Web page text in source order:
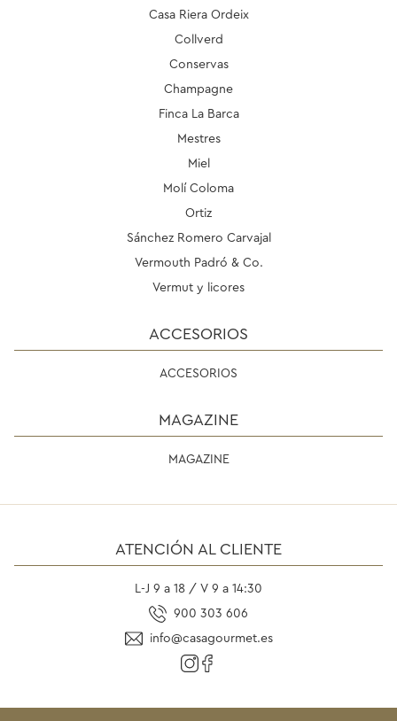
Casa Riera Ordeix
Collverd
Conservas
Champagne
Finca La Barca
Mestres
Miel
Molí Coloma
Ortiz
Sánchez Romero Carvajal
Vermouth Padró & Co.
Vermut y licores
ACCESORIOS
ACCESORIOS
MAGAZINE
MAGAZINE
ATENCIÓN AL CLIENTE
L-J 9 a 18 / V 9 a 14:30
900 303 606
info@casagourmet.es